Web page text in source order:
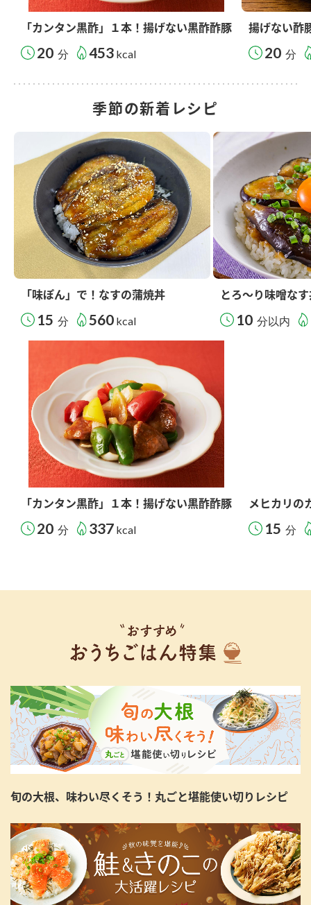
「カンタン黒酢」１本！揚げない黒酢酢豚
20 分 453 kcal
揚げない酢
20 分
季節の新着レシピ
「味ぽん」で！なすの蒲焼丼
15 分 560 kcal
とろ～り味噌な
10 分以内
「カンタン黒酢」１本！揚げない黒酢酢豚
20 分 337 kcal
メヒカリの
15 分
旬の大根、味わい尽くそう！丸ごと堪能使い切りレシピ